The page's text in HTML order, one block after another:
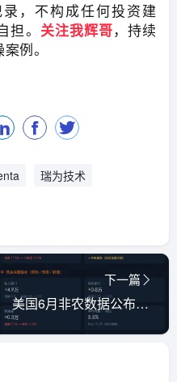
，不构成任何投资建
。 关注我辉哥，持续
例。
瑞为技术
下一篇
美国6月非农数据公布+热点简报